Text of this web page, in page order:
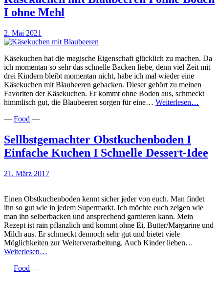
I ohne Mehl
2. Mai 2021
Käsekuchen hat die magische Eigenschaft glücklich zu machen. Da
ich momentan so sehr das schnelle Backen liebe, denn viel Zeit mit
drei Kindern bleibt momentan nicht, habe ich mal wieder eine
Käsekuchen mit Blaubeeren gebacken. Dieser gehört zu meinen
Favoriten der Käsekuchen. Er kommt ohne Boden aus, schmeckt
himmlisch gut, die Blaubeeren sorgen für eine… Weiterlesen…
I
— Food —
Sellbstgemachter Obstkuchenboden I
Einfache Kuchen I Schnelle Dessert-Idee
21. März 2017
Einen Obstkuchenboden kennt sicher jeder von euch. Man findet
ihn so gut wie in jedem Supermarkt. Ich möchte euch zeigen wie
man ihn selberbacken und ansprechend garnieren kann. Mein
Rezept ist rain pflanzlich und kommt ohne Ei, Butter/Margarine und
Milch aus. Er schmeckt dennoch sehr gut und bietet viele
Möglichkeiten zur Weiterverarbeitung. Auch Kinder lieben…
Weiterlesen…
— Food —